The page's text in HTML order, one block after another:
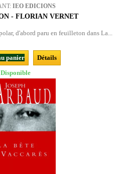
IEO EDICIONS
- FLORIAN VERNET
d'abord paru en feuilleton dans La...
panier
Détails
Disponible